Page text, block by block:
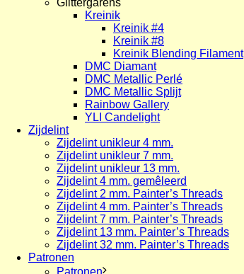
Glittergarens
Kreinik
Kreinik #4
Kreinik #8
Kreinik Blending Filament
DMC Diamant
DMC Metallic Perlé
DMC Metallic Splijt
Rainbow Gallery
YLI Candelight
Zijdelint
Zijdelint unikleur 4 mm.
Zijdelint unikleur 7 mm.
Zijdelint unikleur 13 mm.
Zijdelint 4 mm. gemêleerd
Zijdelint 2 mm. Painter’s Threads
Zijdelint 4 mm. Painter’s Threads
Zijdelint 7 mm. Painter’s Threads
Zijdelint 13 mm. Painter’s Threads
Zijdelint 32 mm. Painter’s Threads
Patronen
Patronen